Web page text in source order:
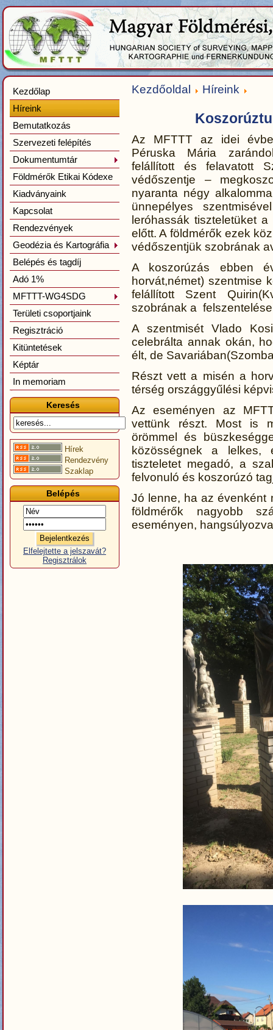
Kezdőlap
Híreink
Bemutatkozás
Szervezeti felépítés
Dokumentumtár
Földmérők Etikai Kódexe
Kiadványaink
Kapcsolat
Rendezvények
Geodézia és Kartográfia
Belépés és tagdíj
Adó 1%
MFTTT-WG4SDG
Területi csoportjaink
Regisztráció
Kitüntetések
Képtár
In memoriam
Keresés
Hírek
Rendezvény
Szaklap
Belépés
Elfelejtette a jelszavát?
Regisztrálok
Kezdőoldal Híreink
Az MFTTT az idei
Péruska Mária
felállított és felavatott
védőszentje –
nyaranta négy
ünnepélyes
leróhassák tiszteletüket
előtt. A földmérők ezek
védőszentjük szobrának
A koszorúzás ebben
horvát,német) szentmise
felállított Szent
szobrának a
A szentmisét Vlado
celebrálta annak okán,
élt, de
Részt vett a misén a
térség országgyűlési
Az eseményen az
vettünk részt. Most is
örömmel és
közösségnek a lelkes,
tiszteletet megadó, a
felvonuló és koszorúzó
Jó lenne, ha az évenként
földmérők nagyobb
eseményen,